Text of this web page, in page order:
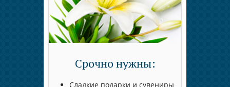
Срочно нужны:
Сладкие подарки и сувениры